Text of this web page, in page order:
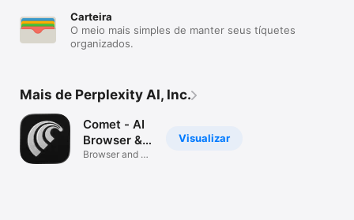
Carteira
O meio mais simples de manter seus tíquetes
organizados.
Mais de Perplexity AI, Inc.
Visualizar
Comet - AI
Browser &
Assistant
Browser and AI